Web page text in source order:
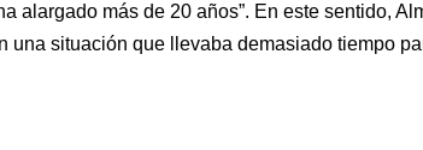
alargado más de 20 años”. En este sentido,
situación que llevaba demasiado tiempo